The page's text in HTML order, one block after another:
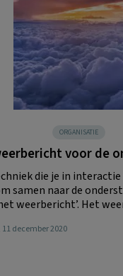
ORGANISATIE
voor de
die je in
samen naar de
weerbericht’. Het
11 december 2020